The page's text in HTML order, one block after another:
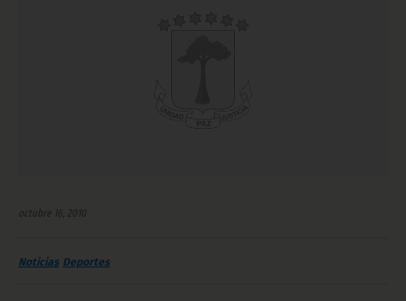
octubre 16, 2010
Noticias Deportes